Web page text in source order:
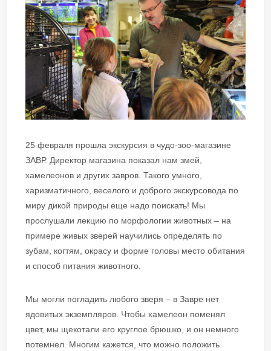
25 февраля прошла экскурсия в чудо-зоо-магазине
ЗАВР. Директор магазина показал нам змей,
хамелеонов и других завров. Такого умного,
харизматичного, веселого и доброго экскурсовода по
миру дикой природы еще надо поискать! Мы
прослушали лекцию по морфологии животных – на
примере живых зверей научились определять по
зубам, когтям, окрасу и форме головы место обитания
и способ питания животного.
Мы могли погладить любого зверя – в Завре нет
ядовитых экземпляров. Чтобы хамелеон поменял
цвет, мы щекотали его круглое брюшко, и он немного
потемнел. Многим кажется, что можно положить